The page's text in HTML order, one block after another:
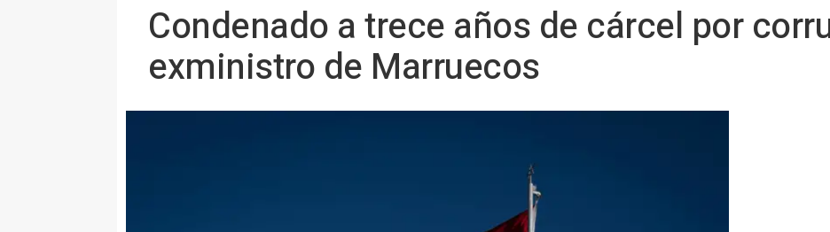
Condenado a trece años de cárcel por
exministro de Marruecos